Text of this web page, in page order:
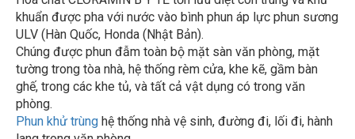
khuẩn được pha với nước vào bình phun áp lực phun sương
ULV (Hàn Quốc, Honda (Nhật Bản).
Chúng được phun đẫm toàn bộ mặt sàn văn phòng, mặt
tường trong tòa nhà, hệ thống rèm cửa, khe kẽ, gầm bàn
ghế, trong các khe tủ, và tất cả vật dụng có trong văn
phòng.
Phun khử trùng
hệ thống nhà vệ sinh, đường đi, lối đi, hành
lang trong văn phòng.